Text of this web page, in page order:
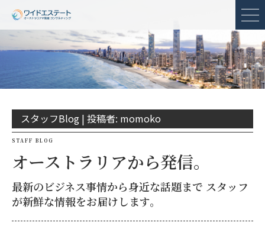
メ
スタッフBlog | 投稿者: momoko
STAFF BLOG
オーストラリアから発信。
最新のビジネス事情から身近な話題まで スタッフ
が新鮮な情報をお届けします。